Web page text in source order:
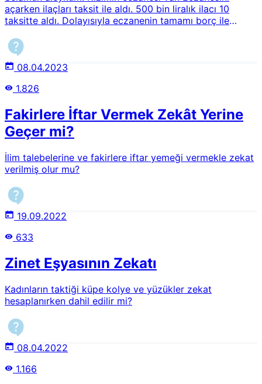
açarken ilaçları taksit ile aldı. 500 bin liralık ilacı 10
taksitte aldı. Dolayısıyla eczanenin tamamı borç ile
gerekir? Eczaneyi açtığı dükkân kira, yanında 2 kişi
çalışıyor. Zekât hesaplarken hangi masraflar düşmeli?
Kira, elektrik, su telefon vb. giderler düşülür mü?
08.04.2023
1.826
Fakirlere İftar Vermek Zekât Yerine
Geçer mi?
İlim talebelerine ve fakirlere iftar yemeği vermekle zekat
verilmiş olur mu?
19.09.2022
633
Zinet Eşyasının Zekatı
Kadınların taktiği küpe kolye ve yüzükler zekat
hesaplanırken dahil edilir mi?
08.04.2022
1.166